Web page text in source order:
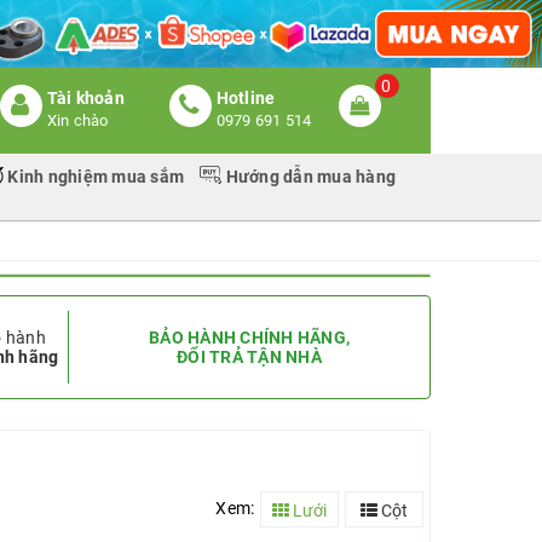
Tài khoản
Xin chào
Hotline
0979 691 514
0
Kinh nghiệm mua sắm Hướng dẫn mua hàng
hành
hãng
BẢO HÀNH CHÍNH HÃNG,
ĐỔI TRẢ TẬN NHÀ
Xem: Lưới Cột